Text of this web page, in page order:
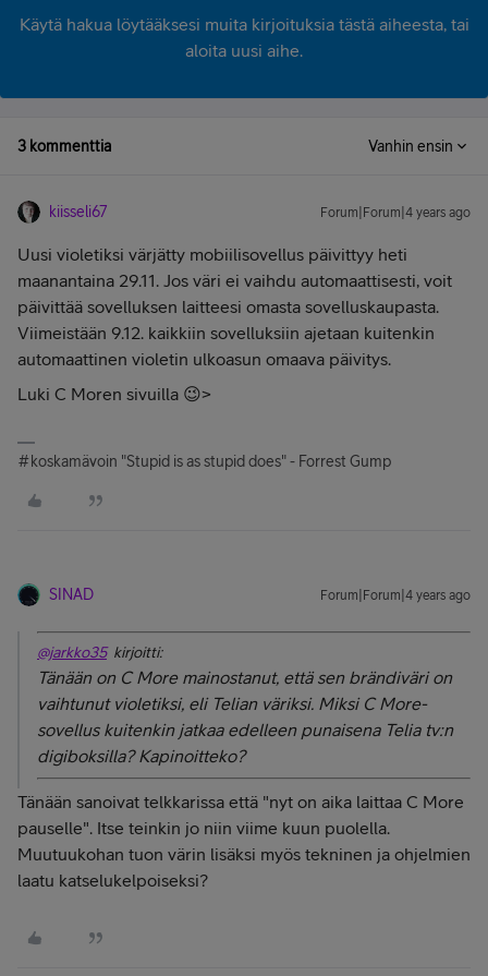
Käytä hakua löytääksesi muita kirjoituksia tästä aiheesta, tai
aloita uusi aihe.
3 kommenttia Vanhin ensin
kiisseli67 Forum|Forum|4 years ago
Uusi violetiksi värjätty mobiilisovellus päivittyy heti
maanantaina 29.11. Jos väri ei vaihdu automaattisesti, voit
päivittää sovelluksen laitteesi omasta sovelluskaupasta.
Viimeistään 9.12. kaikkiin sovelluksiin ajetaan kuitenkin
automaattinen violetin ulkoasun omaava päivitys.
Luki C Moren sivuilla 😉>
#koskamävoin "Stupid is as stupid does" - Forrest Gump
SINAD Forum|Forum|4 years ago
@jarkko35kirjoitti:
Tänään on C More mainostanut, että sen brändiväri on
vaihtunut violetiksi, eli Telian väriksi. Miksi C More-
sovellus kuitenkin jatkaa edelleen punaisena Telia tv:n
digiboksilla? Kapinoitteko?
Tänään sanoivat telkkarissa että "nyt on aika laittaa C More
pauselle". Itse teinkin jo niin viime kuun puolella.
Muutuukohan tuon värin lisäksi myös tekninen ja ohjelmien
laatu katselukelpoiseksi?